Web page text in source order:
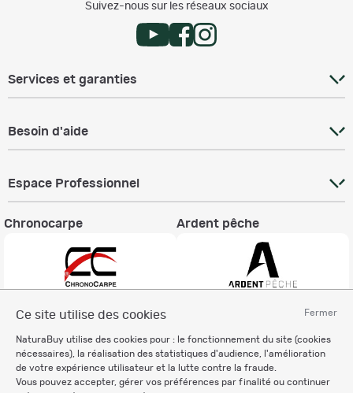
Fermer
Ce site utilise des cookies
NaturaBuy utilise des cookies pour : le fonctionnement du site (cookies
nécessaires), la réalisation des statistiques d'audience, l'amélioration
de votre expérience utilisateur et la lutte contre la fraude.
Vous pouvez accepter, gérer vos préférences par finalité ou continuer
Suivez-nous sur les réseaux sociaux
Services et garanties
Besoin d'aide
Espace Professionnel
Chronocarpe Ardent pêche
Charte éthique
Mentions légales
Règlement & Conditions d'utilisation